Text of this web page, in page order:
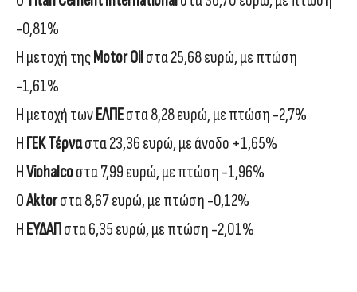
-0,81%
Η μετοχή τηςMotor Oilστα 25,68 ευρώ, με πτώση
-1,61%
Η μετοχή τωνΕΛΠΕστα 8,28 ευρώ, με πτώση -2,7%
Η ΓΕΚ Τέρναστα 23,36 ευρώ, με άνοδο +1,65%
ΗViohalcoστα 7,99 ευρώ, με πτώση -1,96%
ΟAktorστα 8,67 ευρώ, με πτώση -0,12%
Η ΕΥΔΑΠστα 6,35 ευρώ, με πτώση -2,01%